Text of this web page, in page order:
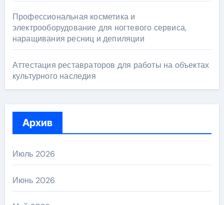
Профессиональная косметика и
электрооборудование для ногтевого сервиса,
наращивания ресниц и депиляции
Аттестация реставраторов для работы на объектах
культурного наследия
Архив
Июль 2026
Июнь 2026